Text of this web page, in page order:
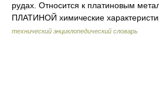
рудах. Относится к платиновым
ПЛАТИНОЙ химические
технический энциклопедический словарь